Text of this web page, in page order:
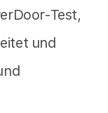
Test,
und